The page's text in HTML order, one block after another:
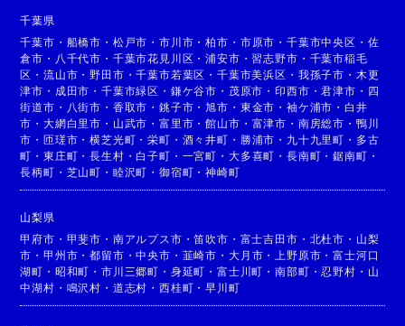
千葉県
千葉市 ・ 船橋市 ・ 松戸市 ・市川市 ・柏市 ・ 市原市 ・ 千葉市中央区 ・ 佐
倉市 ・ 八千代市 ・ 千葉市花見川区 ・浦安市 ・習志野市 ・ 千葉市稲毛
区 ・流山市 ・野田市 ・千葉市若葉区 ・千葉市美浜区 ・ 我孫子市 ・ 木更
津市 ・ 成田市 ・千葉市緑区 ・ 鎌ケ谷市 ・ 茂原市 ・印西市 ・君津市 ・ 四
街道市 ・ 八街市 ・ 香取市 ・銚子市 ・旭市 ・ 東金市 ・ 袖ケ浦市 ・ 白井
市 ・大網白里市 ・ 山武市 ・富里市 ・館山市 ・ 富津市 ・ 南房総市 ・ 鴨川
市 ・匝瑳市 ・横芝光町 ・栄町 ・ 酒々井町 ・ 勝浦市 ・ 九十九里町 ・ 多古
町 ・東庄町 ・長生村 ・ 白子町 ・ 一宮町 ・ 大多喜町 ・ 長南町 ・鋸南町 ・
長柄町 ・ 芝山町 ・ 睦沢町 ・御宿町 ・神崎町
山梨県
甲府市 ・ 甲斐市 ・ 南アルプス市 ・笛吹市 ・ 富士吉田市 ・ 北杜市 ・ 山梨
市 ・甲州市 ・都留市 ・中央市 ・ 韮崎市 ・ 大月市 ・ 上野原市 ・富士河口
湖町 ・ 昭和町 ・市川三郷町 ・ 身延町 ・富士川町 ・南部町 ・忍野村 ・ 山
中湖村 ・ 鳴沢村 ・ 道志村 ・西桂町 ・早川町